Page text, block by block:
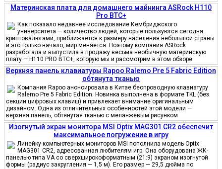
Материнская плата для домашнего майнинга ASRock H110
Pro BTC+
Как показало недавнее исследование Кембриджского
университета — количество людей, которые пользуются сегодня
криптовалютами, приближается к размеру населения небольшой страны
и это только начало, мир меняется. Поэтому компания ASRock
разработала и выпустила в продажу весьма необычную материнскую
плату — H110 PRO BTC+, которую мы и рассмотрим в этом обзоре
Верхняя панель клавиатуры Rapoo Ralemo Pre 5 Fabric Edition
обтянута тканью
Компания Rapoo анонсировала в Китае беспроводную клавиатуру
Ralemo Pre 5 Fabric Edition. Новинка выполнена в формате TKL (без
секции цифровых клавиш) и привлекает внимание оригинальным
дизайном. Одна из отличительных особенностей этой модели —
верхняя панель, обтянутая тканью с меланжевым рисунком
Изогнутый экран монитора MSI Optix MAG301 CR2 обеспечит
максимальное погружение в игру
Линейку компьютерных мониторов MSI пополнила модель Optix
MAG301 CR2, адресованная любителям игр. Она оборудована ЖК-
панелью типа VA со сверхширокоформатным (21:9) экраном изогнутой
формы (радиус закругления — 1,5 м). Его размер — 29,5 дюйма по